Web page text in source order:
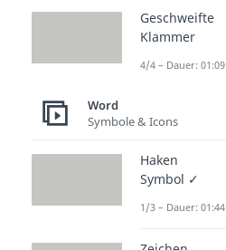
Geschweifte
Klammer
4/4 – Dauer: 01:09
Word
Symbole & Icons
Haken
Symbol ✓
1/3 – Dauer: 01:44